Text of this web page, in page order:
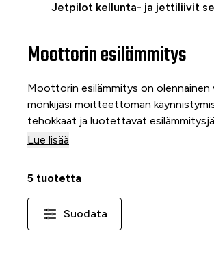
Jetpilot kellunta- ja jettiliivit
Moottorin esilämmitys
Moottorin esilämmitys on olennainen
mönkijäsi moitteettoman
tehokkaat ja luotettavat
Esilämmityksen avulla säästät
Lue lisää
5 tuotetta
Suodata